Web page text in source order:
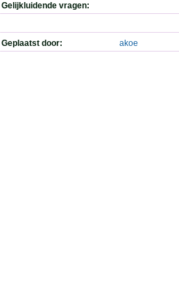
Gelijkluidende vragen:
Geplaatst door: akoe